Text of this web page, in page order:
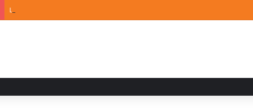
La convivencia familiar marca el cierre del Curso de Verano de Escuelas Aztecas